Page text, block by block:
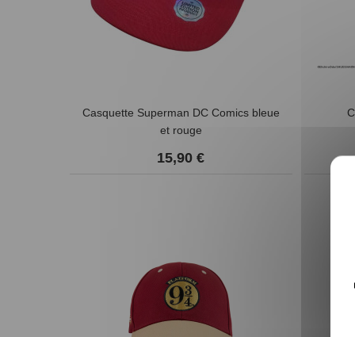
Casquette Superman DC Comics bleue
et rouge
15,90 €